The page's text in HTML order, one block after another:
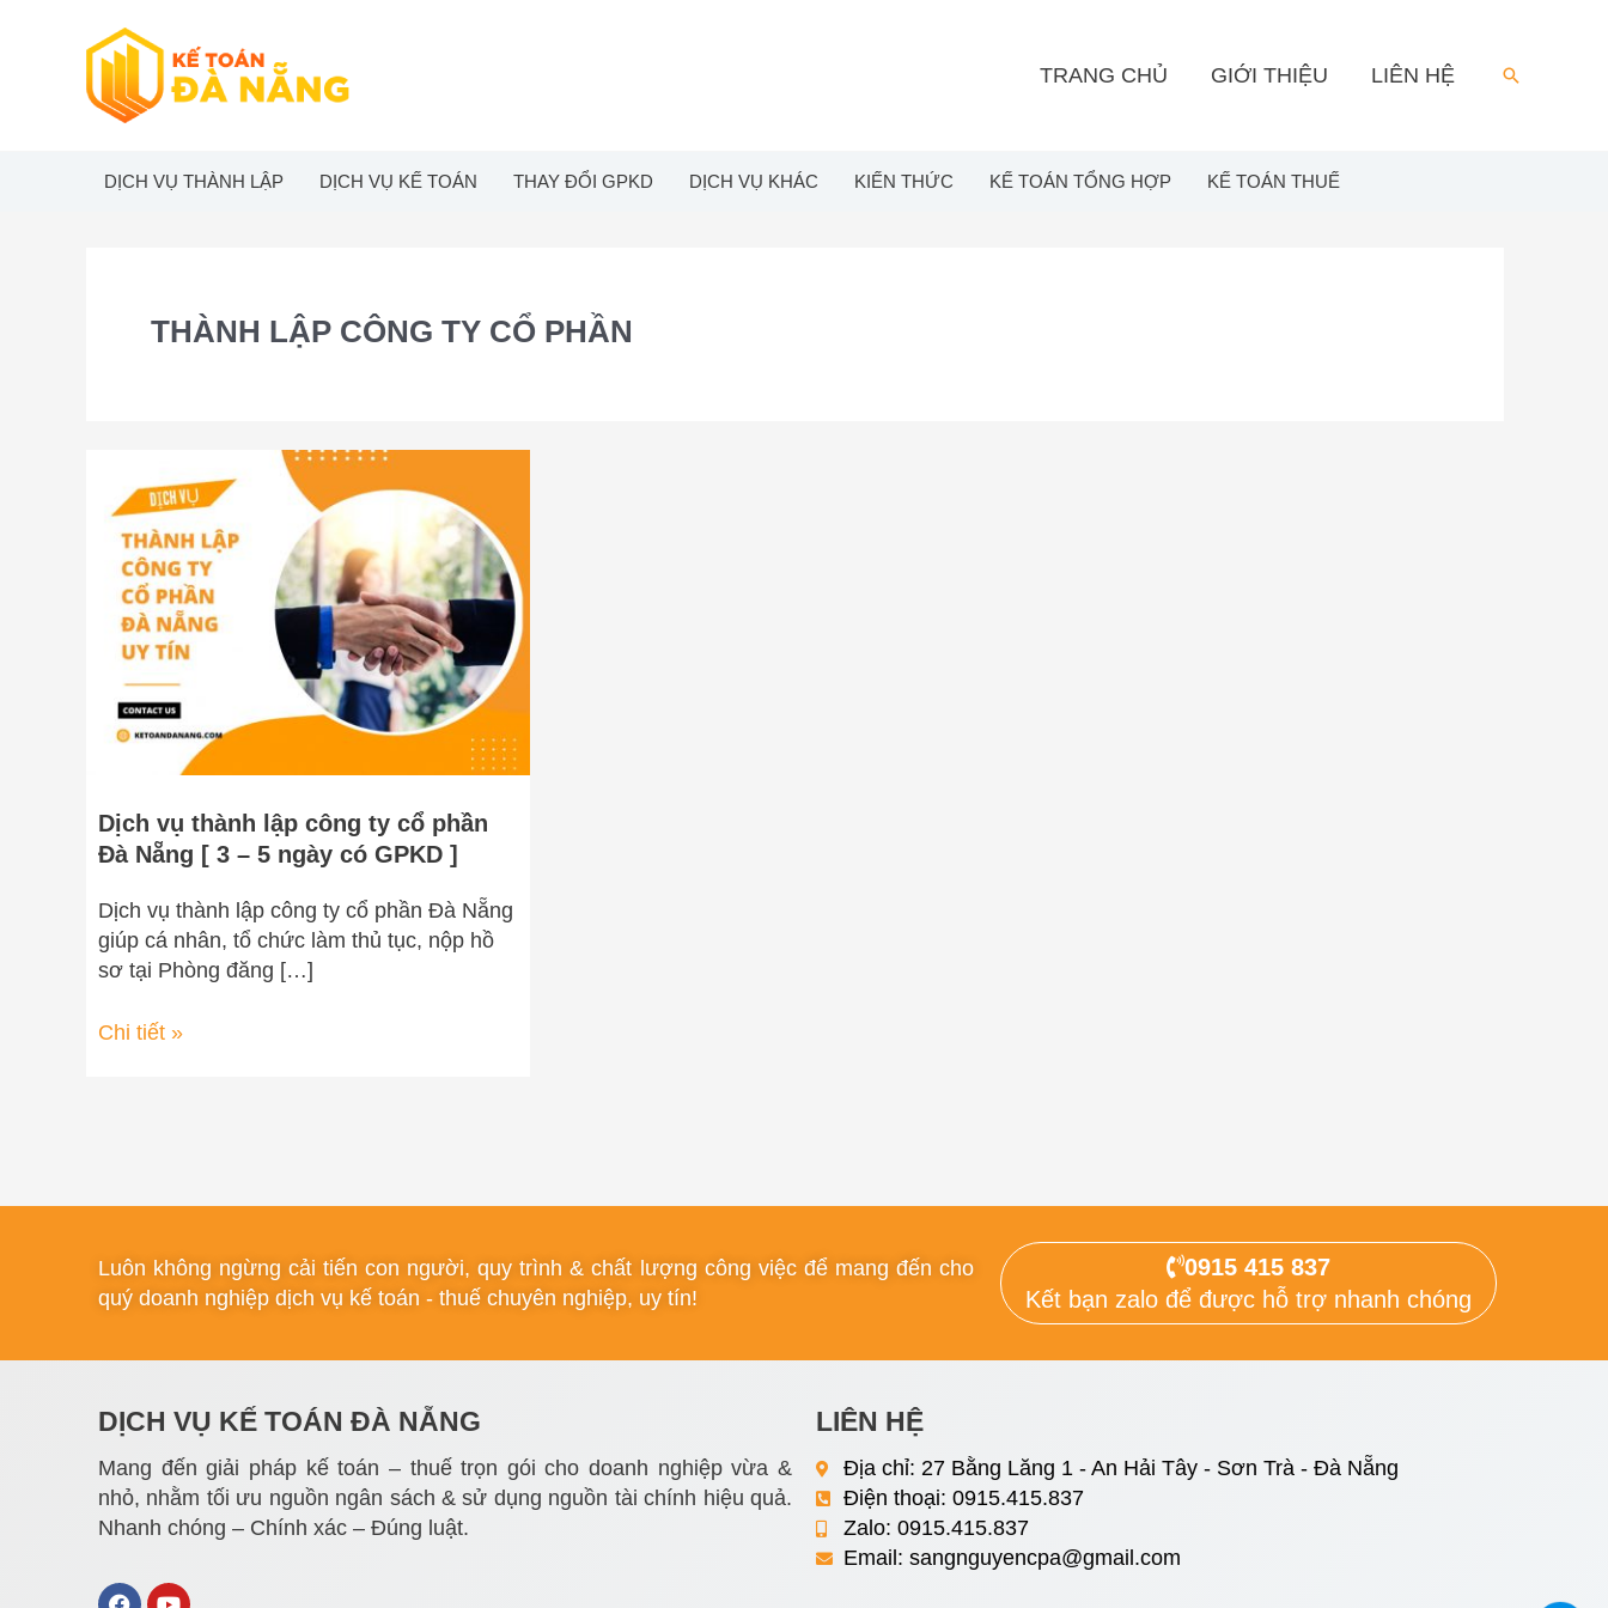
TRANG CHỦ GIỚI THIỆU LIÊN HỆ Search
DỊCH VỤ THÀNH LẬP DỊCH VỤ KẾ TOÁN THAY ĐỔI GPKD DỊCH VỤ KHÁC KIẾN THỨC KẾ TOÁN TỔNG HỢP KẾ TOÁN THUẾ
THÀNH LẬP CÔNG TY CỔ PHẦN
Dịch vụ thành lập công ty cổ phần
Đà Nẵng [ 3 – 5 ngày có GPKD ]
Dịch vụ thành lập công ty cổ phần Đà Nẵng
giúp cá nhân, tổ chức làm thủ tục, nộp hồ
sơ tại Phòng đăng […]
vụ
thành
lập
công
phần
Đà
Nẵng
–
5
có
GPKD
]
Chi tiết »
Luôn không ngừng cải tiến con người, quy trình & chất lượng công việc để mang đến cho
quý doanh nghiệp dịch vụ kế toán - thuế chuyên nghiệp, uy tín!
0915 415 837
Kết bạn zalo để được hỗ trợ nhanh chóng
DỊCH VỤ KẾ TOÁN ĐÀ NẴNG
Mang đến giải pháp kế toán – thuế trọn gói cho doanh nghiệp vừa &
nhỏ, nhằm tối ưu nguồn ngân sách & sử dụng nguồn tài chính hiệu quả.
Nhanh chóng – Chính xác – Đúng luật.
F
Y
LIÊN HỆ
Địa chỉ: 27 Bằng Lăng 1 - An Hải Tây - Sơn Trà - Đà Nẵng
Điện thoại: 0915.415.837
Zalo: 0915.415.837
Email: sangnguyencpa@gmail.com